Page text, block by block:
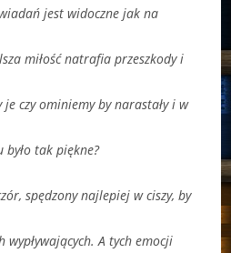
jest widoczne jak na
miłość natrafia przeszkody i
czy ominiemy by narastały i w
było tak piękne?
spędzony najlepiej w ciszy, by
A tych emocji